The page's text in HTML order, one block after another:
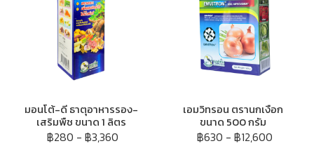
มอนโต้-ดี ธาตุอาหารรอง-
เสริมพืช ขนาด 1 ลิตร
฿280 - ฿3,360
เอมวิทรอน ตรานกเงือก
ขนาด 500 กรัม
฿630 - ฿12,600